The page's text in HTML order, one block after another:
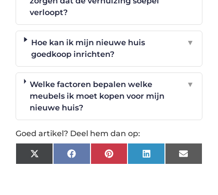
verloopt?
Hoe kan ik mijn nieuwe huis
goedkoop inrichten?
▼
Welke factoren bepalen welke
meubels ik moet kopen voor mijn
nieuwe huis?
▼
Goed artikel? Deel hem dan op:
X
(Twitter)
FacebookPinterestLinkedInEmail